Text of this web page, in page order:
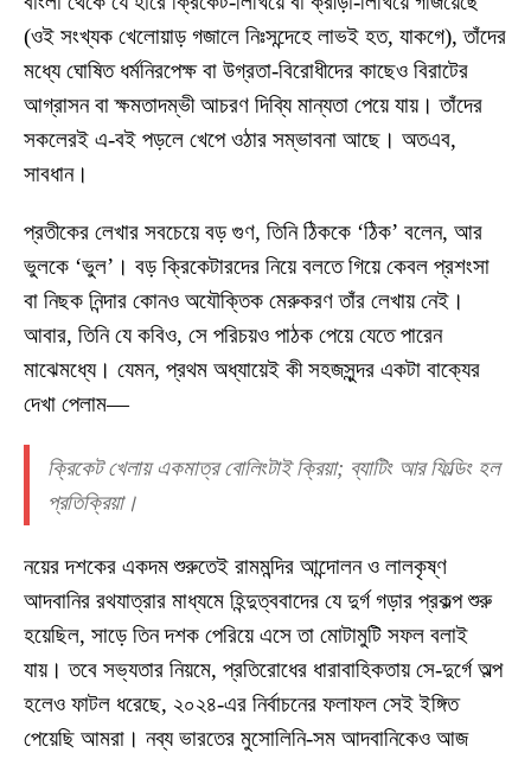
(ওই সংখ্যক খেলোয়াড় গজালে নিঃসন্দেহে লাভই হত, যাকগে), তাঁদের
মধ্যে ঘোষিত ধর্মনিরপেক্ষ বা উগ্রতা-বিরোধীদের কাছেও বিরাটের
আগ্রাসন বা ক্ষমতাদম্ভী আচরণ দিব্যি মান্যতা পেয়ে যায়। তাঁদের
সকলেরই এ-বই পড়লে খেপে ওঠার সম্ভাবনা আছে। অতএব,
সাবধান।
প্রতীকের লেখার সবচেয়ে বড় গুণ, তিনি ঠিককে ‘ঠিক’ বলেন, আর
ভুলকে ‘ভুল’। বড় ক্রিকেটারদের নিয়ে বলতে গিয়ে কেবল প্রশংসা
বা নিছক নিন্দার কোনও অযৌক্তিক মেরুকরণ তাঁর লেখায় নেই।
আবার, তিনি যে কবিও, সে পরিচয়ও পাঠক পেয়ে যেতে পারেন
মাঝেমধ্যে। যেমন, প্রথম অধ্যায়েই কী সহজসুন্দর একটা বাক্যের
দেখা পেলাম—
ক্রিকেট খেলায় একমাত্র বোলিংটাই ক্রিয়া; ব্যাটিং আর ফিল্ডিং হল
প্রতিক্রিয়া।
নয়ের দশকের একদম শুরুতেই রামমন্দির আন্দোলন ও লালকৃষ্ণ
আদবানির রথযাত্রার মাধ্যমে হিন্দুত্ববাদের যে দুর্গ গড়ার প্রকল্প শুরু
হয়েছিল, সাড়ে তিন দশক পেরিয়ে এসে তা মোটামুটি সফল বলাই
যায়। তবে সভ্যতার নিয়মে, প্রতিরোধের ধারাবাহিকতায় সে-দুর্গে অল্প
হলেও ফাটল ধরেছে, ২০২৪-এর নির্বাচনের ফলাফল সেই ইঙ্গিত
পেয়েছি আমরা। নব্য ভারতের মুসোলিনি-সম আদবানিকেও আজ